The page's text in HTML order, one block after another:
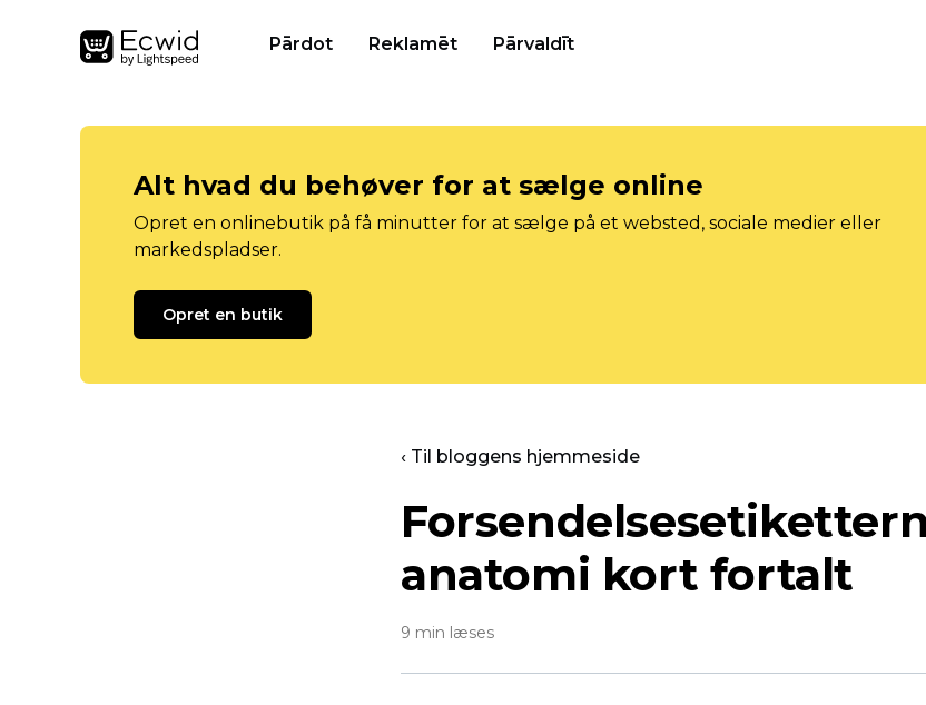
Pārdot Reklamēt Pārvaldīt
Alt hvad du behøver for at sælge online
Opret en onlinebutik på få minutter for at sælge på et websted, sociale medier eller
markedspladser.
Opret en butik
‹ Til bloggens hjemmeside
anatomi kort fortalt
9 min læses